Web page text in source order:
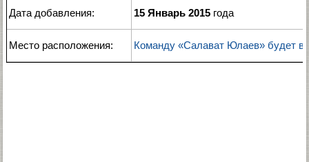
Дата добавления: 15 Январь 2015 года
Место расположения: Команду «Салават Юлаев» будет